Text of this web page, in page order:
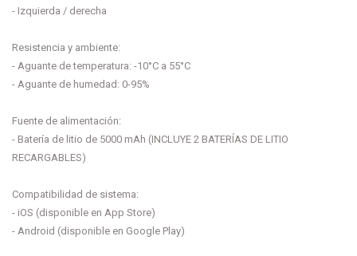
- Izquierda / derecha
Resistencia y ambiente:
- Aguante de temperatura: -10°C a 55°C
- Aguante de humedad: 0-95%
Fuente de alimentación:
- Batería de litio de 5000 mAh (INCLUYE 2 BATERÍAS DE LITIO
RECARGABLES)
Compatibilidad de sistema:
- iOS (disponible en App Store)
- Android (disponible en Google Play)